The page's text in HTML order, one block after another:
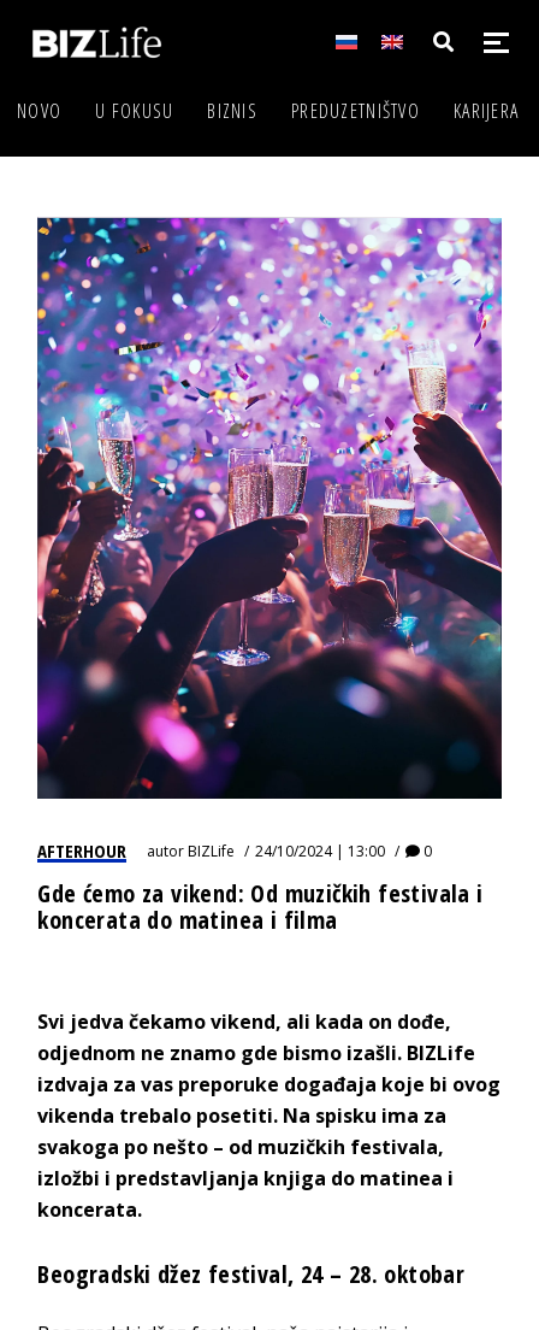
NOVO U FOKUSU BIZNIS PREDUZETNIŠTVO KARIJERA
AFTERHOUR autorBIZLife 24/10/2024 | 13:00 0
Gde ćemo za vikend: Od muzičkih festivala i
koncerata do matinea i filma
Svi jedva čekamo vikend, ali kada on dođe,
odjednom ne znamo gde bismo izašli. BIZLife
izdvaja za vas preporuke događaja koje bi ovog
vikenda trebalo posetiti. Na spisku ima za
svakoga po nešto – od muzičkih festivala,
izložbi i predstavljanja knjiga do matinea i
koncerata.
Beogradski džez festival, 24 – 28. oktobar